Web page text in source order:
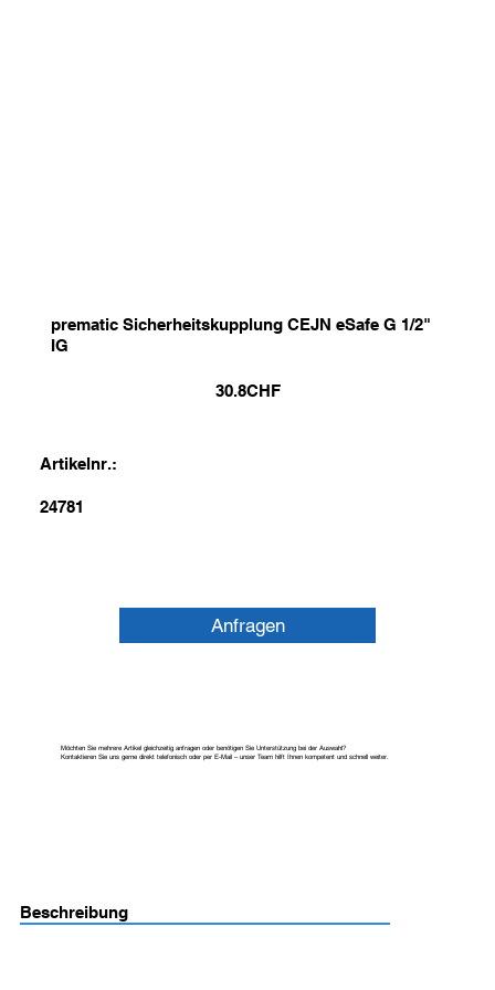
prematic Sicherheitskupplung CEJN eSafe G 1/2"
IG
30.8CHF
Artikelnr.:
24781
Anfragen
Möchten Sie mehrere Artikel gleichzeitig anfragen oder benötigen Sie Unterstützung bei der Auswahl?
Kontaktieren Sie uns gerne direkt telefonisch oder per E-Mail – unser Team hilft Ihnen kompetent und schnell weiter.
Beschreibung